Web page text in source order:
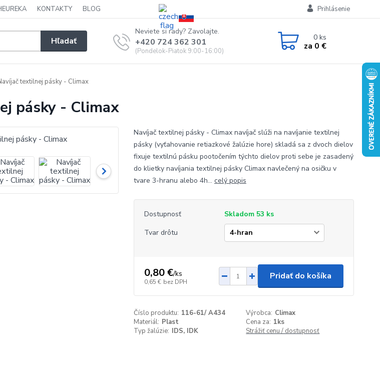
KONTAKTY BLOG Prihlásenie
Hľadať
Neviete si rady? Zavolajte.
+420 724 362 301
(Pondelok-Piatok 9:00-16:00)
0ks
za 0 €
textilnej pásky - Climax
pásky - Climax
Navíjač textilnej pásky - Climax navíjač slúži na navíjanie textilnej
pásky (vyťahovanie retiazkové žalúzie hore) skladá sa z dvoch dielov
fixuje textilnú pásku pootočením týchto dielov proti sebe je zasadený
do klietky navíjania textilnej pásky Climax navlečený na osičku v
tvare 3-hranu alebo 4h... celý popis
Dostupnosť
Skladom 53 ks
Tvar drôtu
0,80 €/ks
0,65 € bez DPH
Pridať do košíka
Číslo produktu: 116-61/ A434 Výrobca: Climax
Materiál: Plast Cena za: 1ks
Typ žalúzie: IDS, IDK Strážiť cenu / dostupnosť